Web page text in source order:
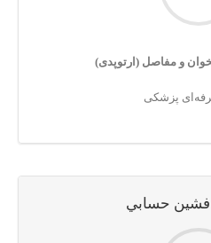
و مفاصل (ارتوپدی)
پزشکی
حسابي